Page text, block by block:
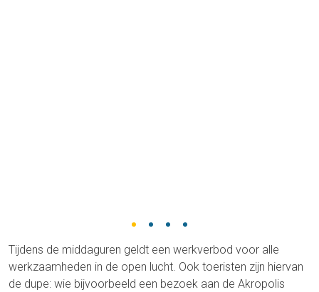
Tijdens de middaguren geldt een werkverbod voor alle
werkzaamheden in de open lucht. Ook toeristen zijn hiervan
de dupe: wie bijvoorbeeld een bezoek aan de Akropolis